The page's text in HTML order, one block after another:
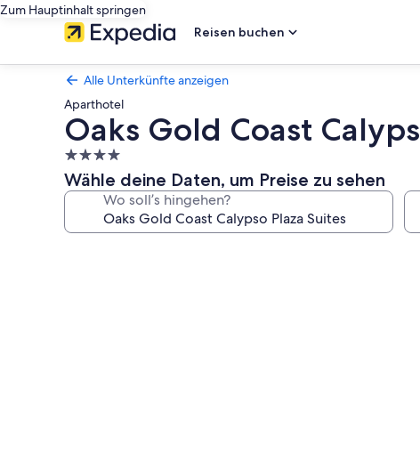
Zum Hauptinhalt springen
Reisen buchen
Alle Unterkünfte anzeigen
Aparthotel
Oaks Gold Coast
4.0-
Sterne-
Unterkunft
Wähle deine Daten, um Preise zu sehen
Wo soll’s hingehen?